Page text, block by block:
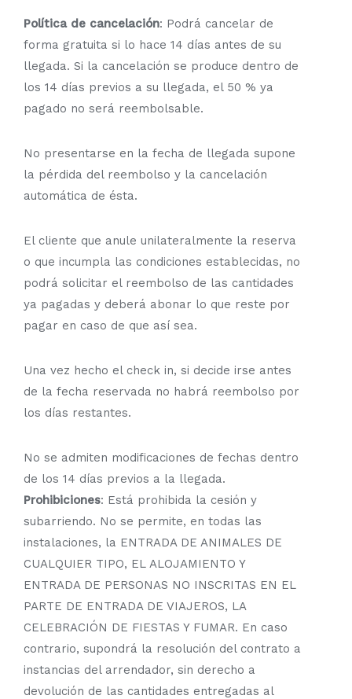
Política de cancelación: Podrá cancelar de
forma gratuita si lo hace 14 días antes de su
llegada. Si la cancelación se produce dentro de
los 14 días previos a su llegada, el 50 % ya
pagado no será reembolsable.
No presentarse en la fecha de llegada supone
la pérdida del reembolso y la cancelación
automática de ésta.
El cliente que anule unilateralmente la reserva
o que incumpla las condiciones establecidas, no
podrá solicitar el reembolso de las cantidades
ya pagadas y deberá abonar lo que reste por
pagar en caso de que así sea.
Una vez hecho el check in, si decide irse antes
de la fecha reservada no habrá reembolso por
los días restantes.
No se admiten modificaciones de fechas dentro
de los 14 días previos a la llegada.
Prohibiciones: Está prohibida la cesión y
subarriendo. No se permite, en todas las
instalaciones, la ENTRADA DE ANIMALES DE
CUALQUIER TIPO, EL ALOJAMIENTO Y
ENTRADA DE PERSONAS NO INSCRITAS EN EL
PARTE DE ENTRADA DE VIAJEROS, LA
CELEBRACIÓN DE FIESTAS Y FUMAR. En caso
contrario, supondrá la resolución del contrato a
instancias del arrendador, sin derecho a
devolución de las cantidades entregadas al